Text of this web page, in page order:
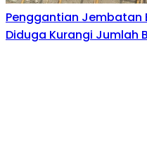
Penggantian Jembatan
Diduga Kurangi Jumlah